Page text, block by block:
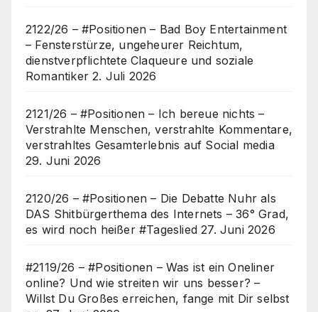
2122/26 – #Positionen – Bad Boy Entertainment
– Fensterstürze, ungeheurer Reichtum,
dienstverpflichtete Claqueure und soziale
Romantiker 2. Juli 2026
2121/26 – #Positionen – Ich bereue nichts –
Verstrahlte Menschen, verstrahlte Kommentare,
verstrahltes Gesamterlebnis auf Social media
29. Juni 2026
2120/26 – #Positionen – Die Debatte Nuhr als
DAS Shitbürgerthema des Internets – 36° Grad,
es wird noch heißer #Tageslied 27. Juni 2026
#2119/26 – #Positionen – Was ist ein Oneliner
online? Und wie streiten wir uns besser? –
Willst Du Großes erreichen, fange mit Dir selbst